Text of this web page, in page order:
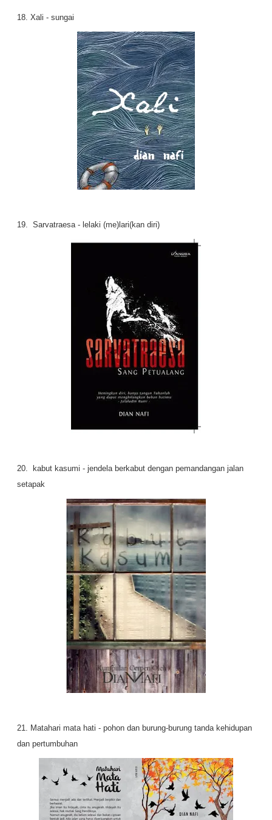
18. Xali - sungai
19. Sarvatraesa - lelaki (me)lari(kan diri)
20. kabut kasumi - jendela berkabut dengan pemandangan jalan
setapak
21. Matahari mata hati - pohon dan burung-burung tanda kehidupan
dan pertumbuhan